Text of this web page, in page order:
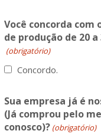
Você concorda com
de produção de 20 a
(obrigatório)
Concordo.
Sua empresa já é
(Já comprou pelo
conosco)? (obrigatório)